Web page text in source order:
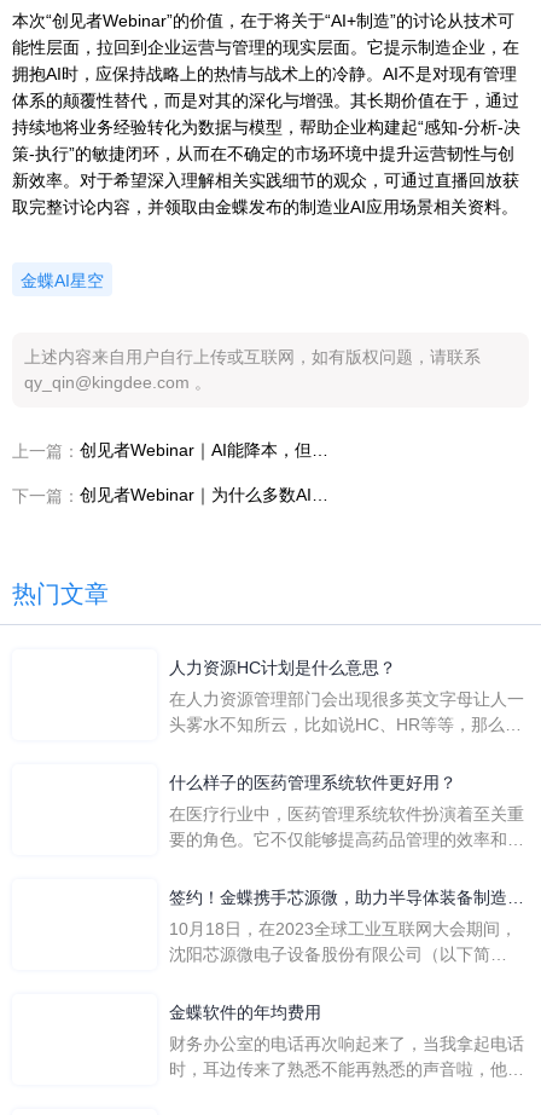
本次“创见者Webinar”的价值，在于将关于“AI+制造”的讨论从技术可
能性层面，拉回到企业运营与管理的现实层面。它提示制造企业，在
拥抱AI时，应保持战略上的热情与战术上的冷静。AI不是对现有管理
体系的颠覆性替代，而是对其的深化与增强。其长期价值在于，通过
持续地将业务经验转化为数据与模型，帮助企业构建起“感知-分析-决
策-执行”的敏捷闭环，从而在不确定的市场环境中提升运营韧性与创
新效率。对于希望深入理解相关实践细节的观众，可通过直播回放获
取完整讨论内容，并领取由金蝶发布的制造业AI应用场景相关资料。
金蝶AI星空
上述内容来自用户自行上传或互联网，如有版权问题，请联系
qy_qin@kingdee.com 。
上一篇：
下一篇：
热门文章
人力资源HC计划是什么意思？
在人力资源管理部门会出现很多英文字母让人一
头雾水不知所云，比如说HC、HR等等，那么它
么呢？
什么样子的医药管理系统软件更好用？
在医疗行业中，医药管理系统软件扮演着至关重
要的角色。它不仅能够提高药品管理的效率和准
一个好用的医药管理系统软件应具备以下特点。
地进行操作。 复杂的
签约！金蝶携手芯源微，助力半导体装备制造领
先企业迈向世界
10月18日，在2023全球工业互联网大会期间，
沈阳芯源微电子设备股份有限公司（以下简
下简称“金蝶”）在辽宁沈阳签署战略合作协议。
营管控平台，从而实现公司产研一体化、业财一
体化，提升公司整体业务水平。
金蝶软件的年均费用
财务办公室的电话再次响起来了，当我拿起电话
时，耳边传来了熟悉不能再熟悉的声音啦，他就